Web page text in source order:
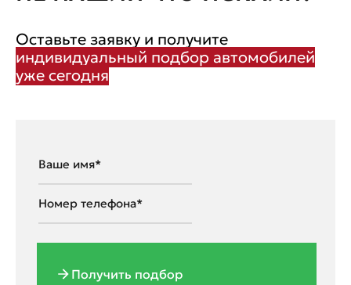
Оставьте заявку и получите
индивидуальный подбор автомобилей
уже сегодня
Получить подбор